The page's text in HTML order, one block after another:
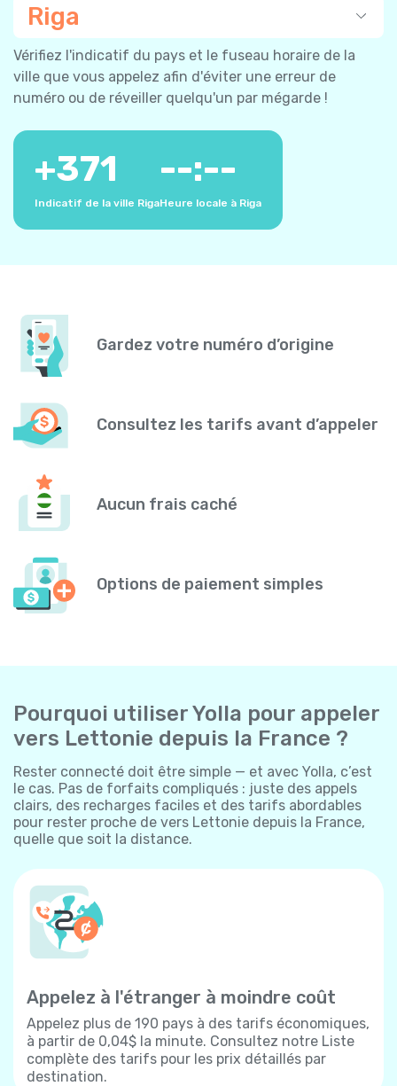
Riga
Vérifiez l'indicatif du pays et le fuseau horaire de la
ville que vous appelez afin d'éviter une erreur de
numéro ou de réveiller quelqu'un par mégarde !
+371
Indicatif de la ville Riga
--:--
Heure locale à Riga
Gardez votre numéro d’origine
Consultez les tarifs avant d’appeler
Aucun frais caché
Options de paiement simples
Pourquoi utiliser Yolla pour appeler
vers Lettonie depuis la France ?
Rester connecté doit être simple — et avec Yolla, c’est
le cas. Pas de forfaits compliqués : juste des appels
clairs, des recharges faciles et des tarifs abordables
pour rester proche de vers Lettonie depuis la France,
quelle que soit la distance.
Appelez à l'étranger à moindre coût
Appelez plus de 190 pays à des tarifs économiques,
à partir de 0,04$ la minute. Consultez notre Liste
complète des tarifs pour les prix détaillés par
destination.